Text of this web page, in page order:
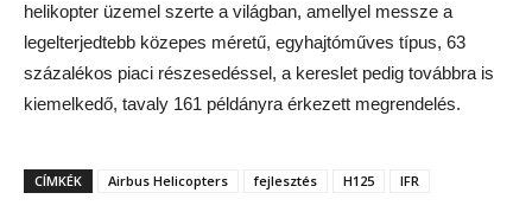
helikopter üzemel szerte a világban, amellyel messze a
legelterjedtebb közepes méretű, egyhajtóműves típus, 63
százalékos piaci részesedéssel, a kereslet pedig továbbra is
kiemelkedő, tavaly 161 példányra érkezett megrendelés.
CÍMKÉK Airbus Helicopters fejlesztés H125 IFR